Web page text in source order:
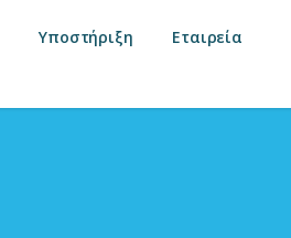
Υποστήριξη
Εταιρεία